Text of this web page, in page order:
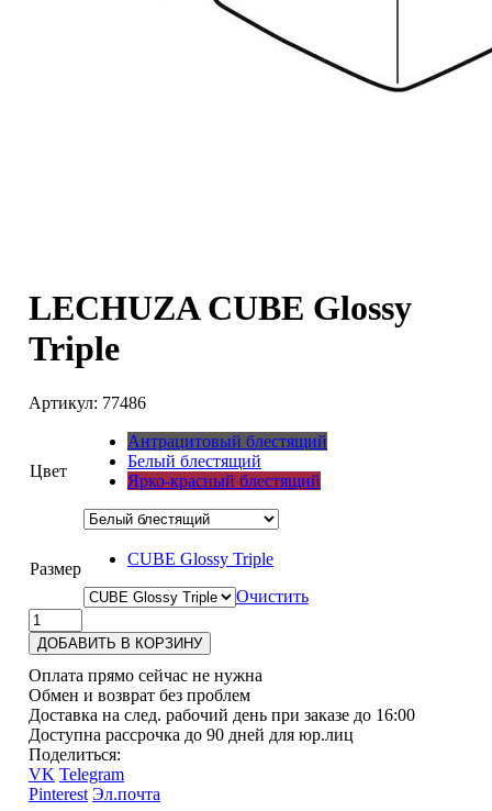
LECHUZA CUBE Glossy
Triple
Артикул: 77486
Цвет
Антрацитовый блестящий
Белый блестящий
Ярко-красный блестящий
Размер
CUBE Glossy Triple
Очистить
ДОБАВИТЬ В КОРЗИНУ
Оплата прямо сейчас не нужна
Обмен и возврат без проблем
Доставка на след. рабочий день при заказе до 16:00
Доступна рассрочка до 90 дней для юр.лиц
Поделиться:
VK Telegram
Pinterest Эл.почта